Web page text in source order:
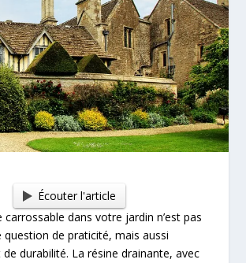
Écouter l'article
carrossable dans votre jardin n’est pas
question de praticité, mais aussi
de durabilité. La résine drainante, avec